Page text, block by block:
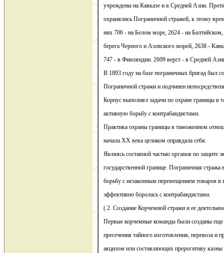
учреждены на Кавказе и в Средней Азии.
охранялись Пограничной стражей, к этому
них 706 - на Белом море, 2624 - на Балтийском,
берега Черного и Азовского морей, 2638 -
747 - в Финляндии. 2609 верст - в Средней
В 1893 году на базе пограничных бригад был
Пограничной стражи и подчинен
Корпус выполнял задачи по охране границы в
активную борьбу с контрабандистами.
Практика охраны границы в таможенном
начала XX века целиком оправдала себя.
Являясь составной частью органов по защите
государственной границе. Пограничная
борьбу с незаконным перемещением товаров в
эффективно боролась с контрабандистами.
( 2. Создание Корчемной стражи и ее
Первые корчемные команды были созданы
пресечения тайного изготовления, перевоза
акцизом или составляющих прерогативу